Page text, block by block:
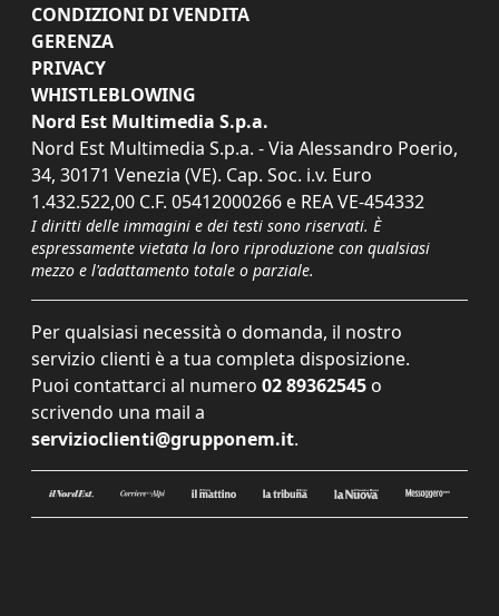
CONDIZIONI DI VENDITA
GERENZA
PRIVACY
WHISTLEBLOWING
Nord Est Multimedia S.p.a.
Nord Est Multimedia S.p.a. - Via Alessandro Poerio,
34, 30171 Venezia (VE). Cap. Soc. i.v. Euro
1.432.522,00 C.F. 05412000266 e REA VE-454332
I diritti delle immagini e dei testi sono riservati. È
espressamente vietata la loro riproduzione con qualsiasi
mezzo e l'adattamento totale o parziale.
Per qualsiasi necessità o domanda, il nostro
servizio clienti è a tua completa disposizione.
Puoi contattarci al numero 02 89362545 o
scrivendo una mail a
servizioclienti@grupponem.it.